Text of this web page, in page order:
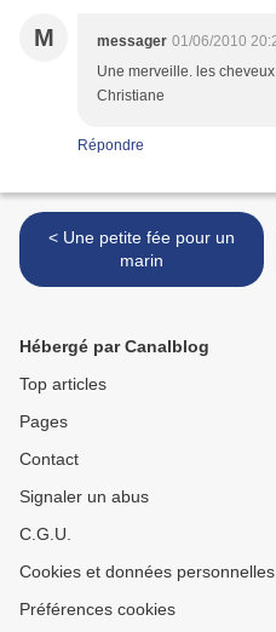
M messager 01/06/2010
Une merveille. les
Christiane
Répondre
< Une petite fée pour un
marin
Hébergé par Canalblog
Top articles
Pages
Contact
Signaler un abus
C.G.U.
Cookies et données personnelles
Préférences cookies